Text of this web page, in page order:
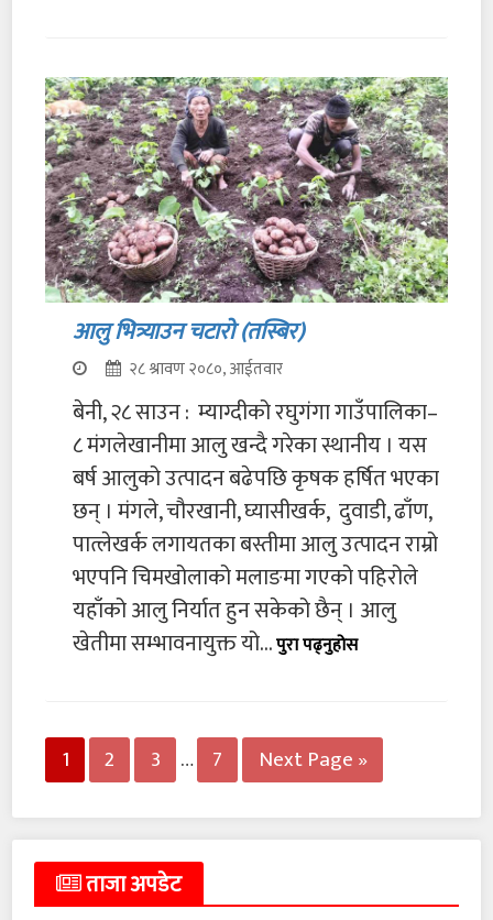
आलु भित्र्याउन चटारो (तस्बिर)
२८ श्रावण २०८०, आईतवार
बेनी, २८ साउन : म्याग्दीको रघुगंगा गाउँपालिका–
८ मंगलेखानीमा आलु खन्दै गरेका स्थानीय । यस
बर्ष आलुको उत्पादन बढेपछि कृषक हर्षित भएका
छन् । मंगले, चौरखानी, घ्यासीखर्क, दुवाडी, ढाँण,
पात्लेखर्क लगायतका बस्तीमा आलु उत्पादन राम्रो
भएपनि चिमखोलाको मलाङमा गएको पहिरोले
यहाँको आलु निर्यात हुन सकेको छैन् । आलु
खेतीमा सम्भावनायुक्त यो...पुरा पढ्नुहोस
1 2 3 … 7 Next Page »
ताजा अपडेट